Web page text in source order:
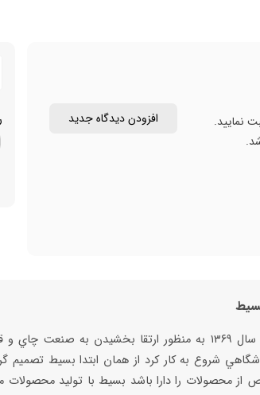
نمایید.
افزودن دیدگاه جدید
بسيط در سال ۱۳۶۹ به منظور ارتقا بخشيدن به صنعت چاي
شروع به كار كرد از همان ابتدا بسيط تصميم
از محصولات را دارا باشد بسيط با توليد محصولات